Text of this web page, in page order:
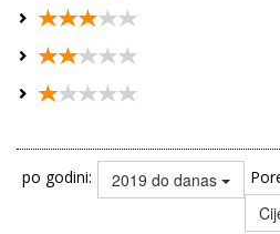
po godini: 2019 do danas